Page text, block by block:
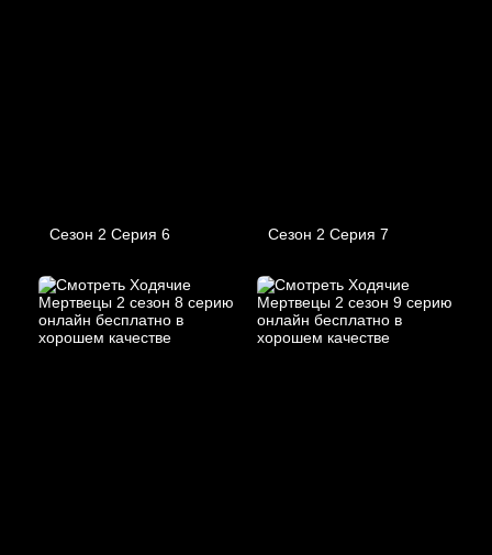
Сезон 2 Серия 6 Сезон 2 Серия 7